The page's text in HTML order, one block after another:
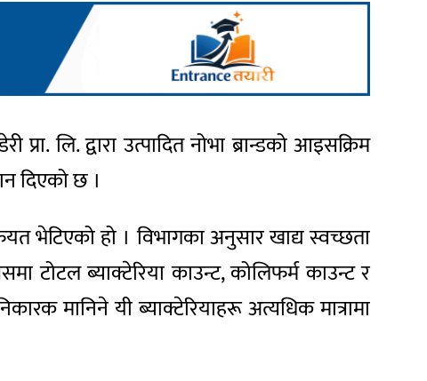
लि. द्वारा उत्पादित नोभा ब्रान्डको आइसक्रिम
दिएको छ ।
भेटिएको हो । विभागका अनुसार खाद्य स्वच्छता
टोटल ब्याक्टेरिया काउन्ट, कोलिफर्म काउन्ट र
मानिने यी ब्याक्टेरियाहरू अत्यधिक मात्रामा